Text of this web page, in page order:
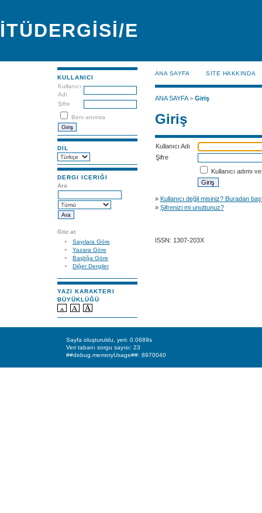
İTÜDERGİSİ/E
KULLANICI
Kullanıcı
Adı
Şifre
Beni anımsa
DIL
DERGI ICERIĞI
Ara
Göz at
Sayılara Göre
Yazara Göre
Başlığa Göre
Diğer Dergiler
YAZI KARAKTERI
BÜYÜKLÜĞÜ
ANA SAYFA SİTE HAKKINDA
ANA SAYFA> Giriş
Giriş
Kullanıcı Adı
Şifre
Kullanıcı adımı
» Kullanıcı değil misiniz? Buradan
» Şifrenizi mi unuttunuz?
ISSN: 1307-203X
Sayfa oluşturuldu, yeri: 0.0689s
Veri tabanı sorgu sayısı: 23
##debug.memoryUsage##: 8970040